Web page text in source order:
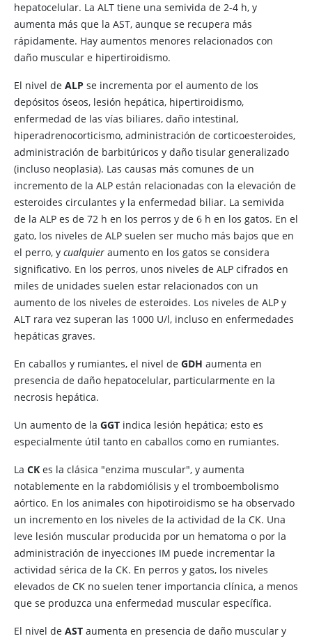
hepatocelular. La ALT tiene una semivida de 2-4 h, y
aumenta más que la AST, aunque se recupera más
rápidamente. Hay aumentos menores relacionados con
daño muscular e hipertiroidismo.
El nivel de ALP se incrementa por el aumento de los
depósitos óseos, lesión hepática, hipertiroidismo,
enfermedad de las vías biliares, daño intestinal,
hiperadrenocorticismo, administración de corticoesteroides,
administración de barbitúricos y daño tisular generalizado
(incluso neoplasia). Las causas más comunes de un
incremento de la ALP están relacionadas con la elevación de
esteroides circulantes y la enfermedad biliar. La semivida
de la ALP es de 72 h en los perros y de 6 h en los gatos. En el
gato, los niveles de ALP suelen ser mucho más bajos que en
el perro, y cualquier aumento en los gatos se considera
significativo. En los perros, unos niveles de ALP cifrados en
miles de unidades suelen estar relacionados con un
aumento de los niveles de esteroides. Los niveles de ALP y
ALT rara vez superan las 1000 U/l, incluso en enfermedades
hepáticas graves.
En caballos y rumiantes, el nivel de GDH aumenta en
presencia de daño hepatocelular, particularmente en la
necrosis hepática.
Un aumento de la GGT indica lesión hepática; esto es
especialmente útil tanto en caballos como en rumiantes.
La CK es la clásica "enzima muscular", y aumenta
notablemente en la rabdomiólisis y el tromboembolismo
aórtico. En los animales con hipotiroidismo se ha observado
un incremento en los niveles de la actividad de la CK. Una
leve lesión muscular producida por un hematoma o por la
administración de inyecciones IM puede incrementar la
actividad sérica de la CK. En perros y gatos, los niveles
elevados de CK no suelen tener importancia clínica, a menos
que se produzca una enfermedad muscular específica.
El nivel de AST aumenta en presencia de daño muscular y